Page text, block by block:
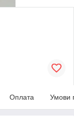
Оплата Умови